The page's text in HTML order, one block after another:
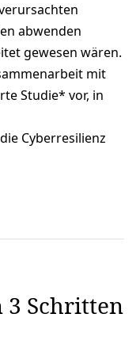
abwenden
gewesen wären.
mit
Studie* vor, in
Cyberresilienz
3 Schritten